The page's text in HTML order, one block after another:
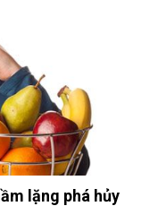
lặng phá hủy